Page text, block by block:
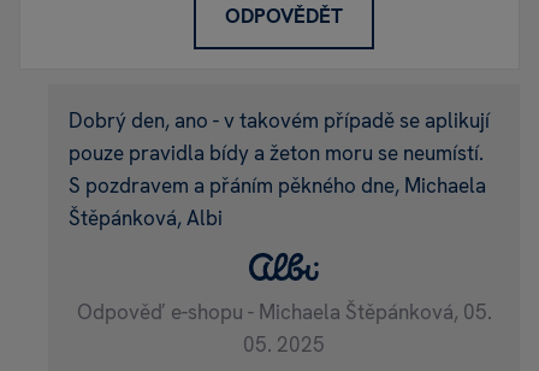
ODPOVĚDĚT
Dobrý den, ano - v takovém případě se aplikují
pouze pravidla bídy a žeton moru se neumístí.
S pozdravem a přáním pěkného dne, Michaela
Štěpánková, Albi
Odpověď e-shopu - Michaela Štěpánková, 05.
05. 2025